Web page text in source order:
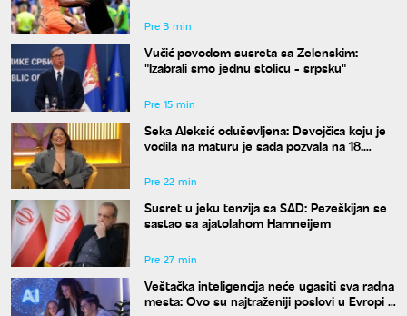
Pre 3 min
Vučić povodom susreta sa Zelenskim:
"Izabrali smo jednu stolicu - srpsku"
Pre 15 min
Seka Aleksić oduševljena: Devojčica koju je
vodila na maturu je sada pozvala na 18.
Pre 22 min
Susret u jeku tenzija sa SAD: Pezeškijan se
sastao sa ajatolahom Hamneijem
Pre 27 min
Veštačka inteligencija neće ugasiti sva radna
mesta: Ovo su najtraženiji poslovi u Evropi u